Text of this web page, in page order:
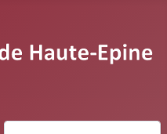
Rechercher